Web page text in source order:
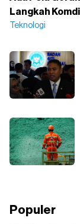
Langkah
Teknologi
Populer